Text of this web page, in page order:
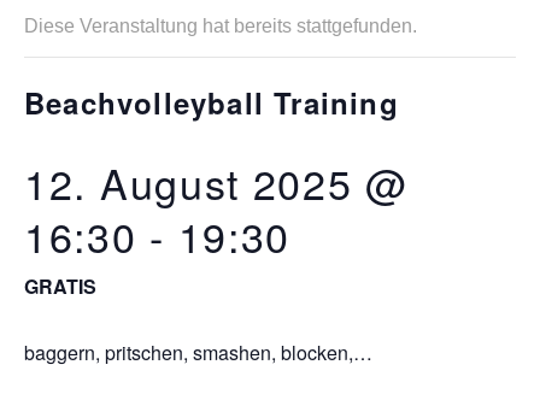
Diese Veranstaltung hat bereits stattgefunden.
Beachvolleyball Training
12. August 2025 @
16:30 - 19:30
GRATIS
baggern, pritschen, smashen, blocken,…